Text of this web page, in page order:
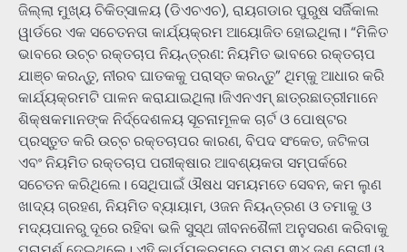
ଜିଲ୍ଲା ମୁଖ୍ୟ ଚିକିତ୍ସାଳୟ (ଡିଏଚଏଚ), ରାୟଗଡାର ପୁରୁଷ ସର୍ଜିକାଲ
ୱାର୍ଡରେ ଏକ ସଚେତନତା କାର୍ଯ୍ୟକ୍ରମ ଆୟୋଜିତ ହୋଇଥିଲା। “ମିଳିତ
ଭାବରେ ଉଚ୍ଚ ରକ୍ତଚାପ ନିୟନ୍ତ୍ରଣ: ନିୟମିତ ଭାବରେ ରକ୍ତଚାପ
ଯାଞ୍ଚ କରନ୍ତୁ, ନୀରବ ଘାତକକୁ ପରାସ୍ତ କରନ୍ତୁ” ଥିମ୍‌କୁ ଆଧାର କରି
କାର୍ଯ୍ୟକ୍ରମଟି ପାଳନ କରାଯାଇଥିଲା।ଜିଏନଏମ୍ ଛାତ୍ରଛାତ୍ରୀମାନେ
ଶିକ୍ଷକମାନଙ୍କ ନିର୍ଦ୍ଦେଶଳୟ ସୂଚନାମୂଳକ ଚାର୍ଟ ଓ ପୋଷ୍ଟର
ପ୍ରସ୍ତୁତ କରି ଉଚ୍ଚ ରକ୍ତଚାପର କାରଣ, ବିପଦ ସଂକେତ, ଜଟିଳତା
ଏବଂ ନିୟମିତ ରକ୍ତଚାପ ପରୀକ୍ଷାର ଆବଶ୍ୟକତା ସମ୍ପର୍କରେ
ସଚେତନ କରିଥିଲେ। ସେଥିପାଇଁ ଔଷଧ ସମୟମତେ ସେବନ, କମ ଲୁଣ
ଖାଦ୍ୟ ଗ୍ରହଣ, ନିୟମିତ ବ୍ୟାୟାମ, ଓଜନ ନିୟନ୍ତ୍ରଣ ଓ ତମାକୁ ଓ
ମଦ୍ୟପାନରୁ ଦୂରେ ରହିବା ଭଳି ସୁସ୍ଥ ଜୀବନଶୈଳୀ ଅନୁସରଣ କରିବାକୁ